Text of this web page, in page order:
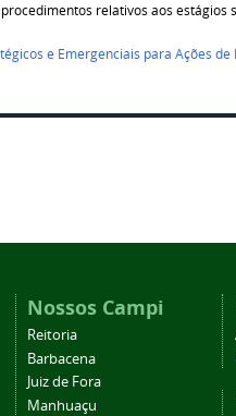
relativos aos estágios
e Emergenciais para Ações
Nossos Campi
Reitoria
Barbacena
Juiz de Fora
Manhuaçu